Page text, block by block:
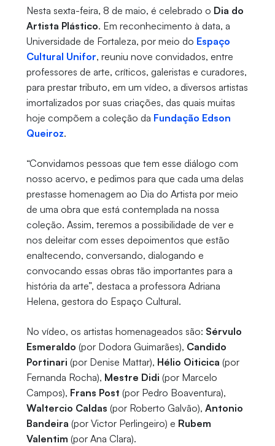
Nesta sexta-feira, 8 de maio, é celebrado o Dia do
Artista Plástico. Em reconhecimento à data, a
Universidade de Fortaleza, por meio do Espaço
Cultural Unifor, reuniu nove convidados, entre
professores de arte, críticos, galeristas e curadores,
para prestar tributo, em um vídeo, a diversos artistas
imortalizados por suas criações, das quais muitas
hoje compõem a coleção da Fundação Edson
Queiroz.
“Convidamos pessoas que tem esse diálogo com
nosso acervo, e pedimos para que cada uma delas
prestasse homenagem ao Dia do Artista por meio
de uma obra que está contemplada na nossa
coleção. Assim, teremos a possibilidade de ver e
nos deleitar com esses depoimentos que estão
enaltecendo, conversando, dialogando e
convocando essas obras tão importantes para a
história da arte”, destaca a professora Adriana
Helena, gestora do Espaço Cultural.
No vídeo, os artistas homenageados são: Sérvulo
Esmeraldo (por Dodora Guimarães), Candido
Portinari (por Denise Mattar), Hélio Oiticica (por
Fernanda Rocha), Mestre Didi (por Marcelo
Campos), Frans Post (por Pedro Boaventura),
Waltercio Caldas (por Roberto Galvão), Antonio
Bandeira (por Victor Perlingeiro) e Rubem
Valentim (por Ana Clara).